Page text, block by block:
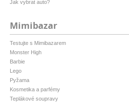
Jak vybrat auto?
Mimibazar
Testujte s Mimibazarem
Monster High
Barbie
Lego
Pyžama
Kosmetika a parfémy
Teplákové soupravy